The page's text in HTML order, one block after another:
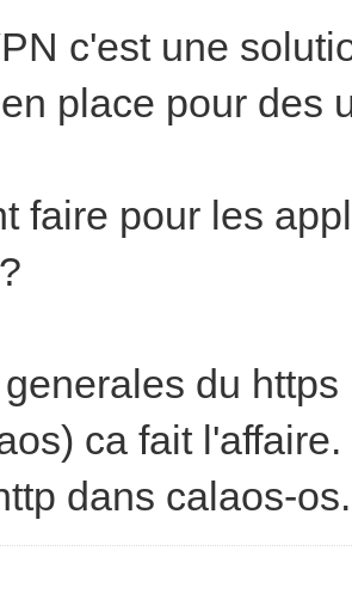
c'est une
place pour des
faire pour les
du
ca fait
dans calaos-